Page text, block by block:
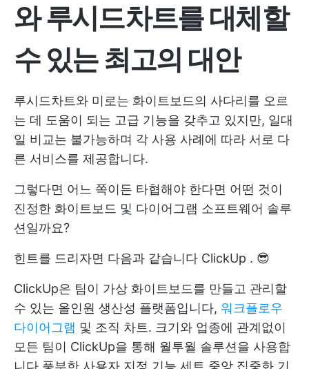
와 루시드차트를 대체할
수 있는 최고의 대안
루시드차트와 미로는 화이트보드의 사다리를 오르
는 데 도움이 되는 고급 기능을 갖추고 있지만, 일대
일 비교는 불가능하며 각 사용 사례에 따라 서로 다
른 서비스를 제공합니다.
그렇다면 어느 쪽이든 타협해야 한다면 어떤 것이
진정한 화이트보드 및 다이어그램 소프트웨어 솔루
션일까요?
힌트를 드리자면 다음과 같습니다 ClickUp . 😎
ClickUp은 팀이 가상 화이트보드를 만들고 관리할
수 있는 올인원 생산성 플랫폼입니다, 워크플로우
다이어그램 및 조직 차트. 크기와 업종에 관계없이
모든 팀이 ClickUp을 통해 월투월 솔루션을 사용합